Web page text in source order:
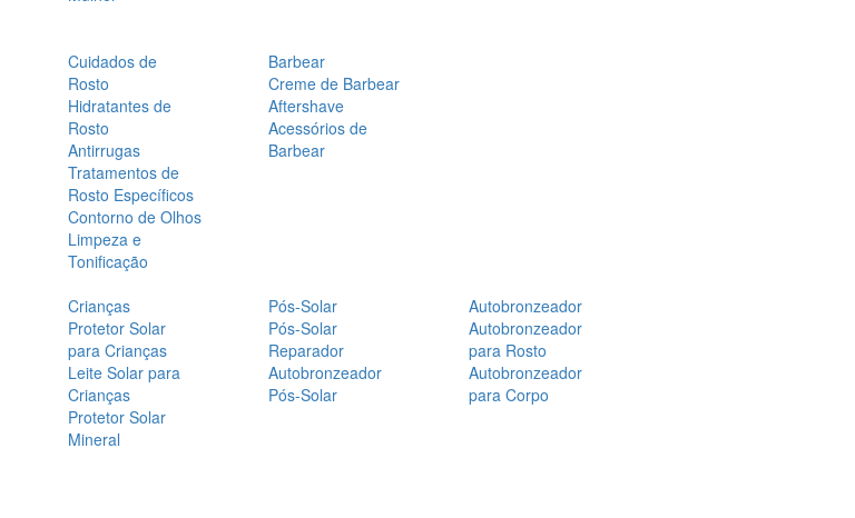
Cuidados de
Rosto
Hidratantes de
Rosto
Antirrugas
Tratamentos de
Rosto Específicos
Contorno de Olhos
Limpeza e
Tonificação
Barbear
Creme de Barbear
Aftershave
Acessórios de
Barbear
Crianças
Protetor Solar
para Crianças
Leite Solar para
Crianças
Protetor Solar
Mineral
Pós-Solar
Pós-Solar
Reparador
Autobronzeador
Pós-Solar
Autobronzeador
Autobronzeador
para Rosto
Autobronzeador
para Corpo